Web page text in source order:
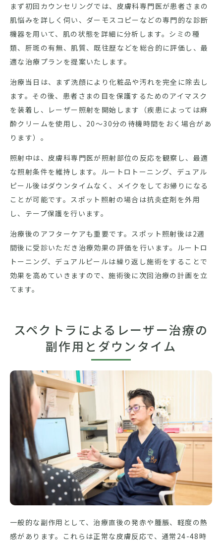
まず初回カウンセリングでは、皮膚科専門医が患者さまの
肌悩みを詳しく伺い、ダーモスコピーなどの専門的な診断
機器を用いて、肌の状態を詳細に分析します。シミの種
類、肝斑の有無、肌質、既往歴などを総合的に評価し、最
適な治療プランを提案いたします。
治療当日は、まず洗顔により化粧品や汚れを完全に除去し
ます。その後、患者さまの目を保護するためのアイマスク
を装着し、レーザー照射を開始します（疾患によっては麻
酔クリームを使用し、20～30分の待機時間をおく場合があ
ります）。
照射中は、皮膚科専門医が照射部位の反応を観察し、最適
な照射条件を維持します。ルートロトーニング、デュアル
ピール後はダウンタイムなく、メイクをしてお帰りになる
ことが可能です。スポット照射の場合は抗炎症剤を外用
し、テープ保護を行います。
治療後のアフターケアも重要です。スポット照射後は2週
間後に受診いただき治療効果の評価を行います。ルートロ
トーニング、デュアルピールは繰り返し施術をすることで
効果を高めていきますので、施術後に次回治療の計画を立
てます。
スペクトラによるレーザー治療の
副作用とダウンタイム
一般的な副作用として、治療直後の発赤や腫脹、軽度の熱
感があります。これらは正常な皮膚反応で、通常24-48時